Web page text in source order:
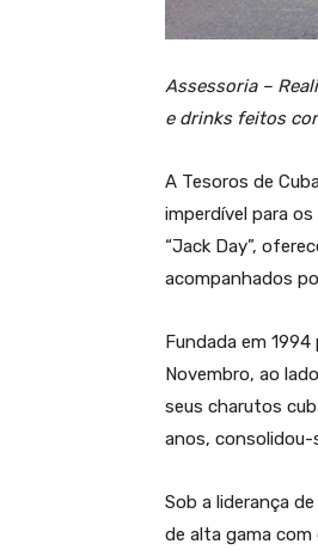
Assessoria –
e drinks feitos
A Tesoros de
imperdível para
“Jack Day”,
acompanhados
Fundada em
Novembro, ao
seus charutos
anos, consolidou-
Sob a liderança
de alta gama com